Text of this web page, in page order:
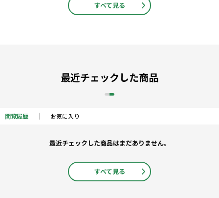
すべて見る
最近チェックした商品
閲覧履歴 お気に入り
最近チェックした商品はまだありません。
すべて見る